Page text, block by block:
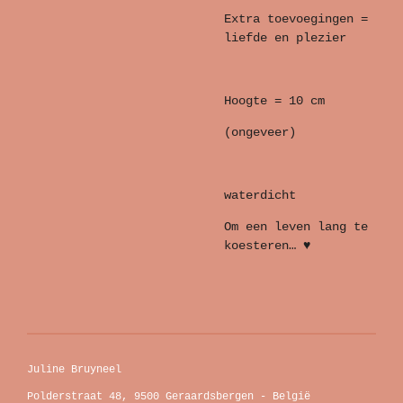
Extra toevoegingen =
liefde en plezier
Hoogte = 10 cm
(ongeveer)
waterdicht
Om een leven lang te
koesteren… ♥
Juline Bruyneel
Polderstraat 48, 9500 Geraardsbergen - België